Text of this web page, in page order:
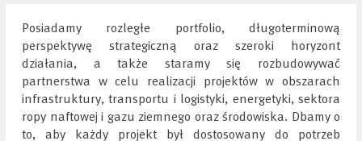
Posiadamy rozległe portfolio, długoterminową
perspektywę strategiczną oraz szeroki horyzont
działania, a także staramy się rozbudowywać
partnerstwa w celu realizacji projektów w obszarach
infrastruktury, transportu i logistyki, energetyki, sektora
ropy naftowej i gazu ziemnego oraz środowiska. Dbamy o
to, aby każdy projekt był dostosowany do potrzeb